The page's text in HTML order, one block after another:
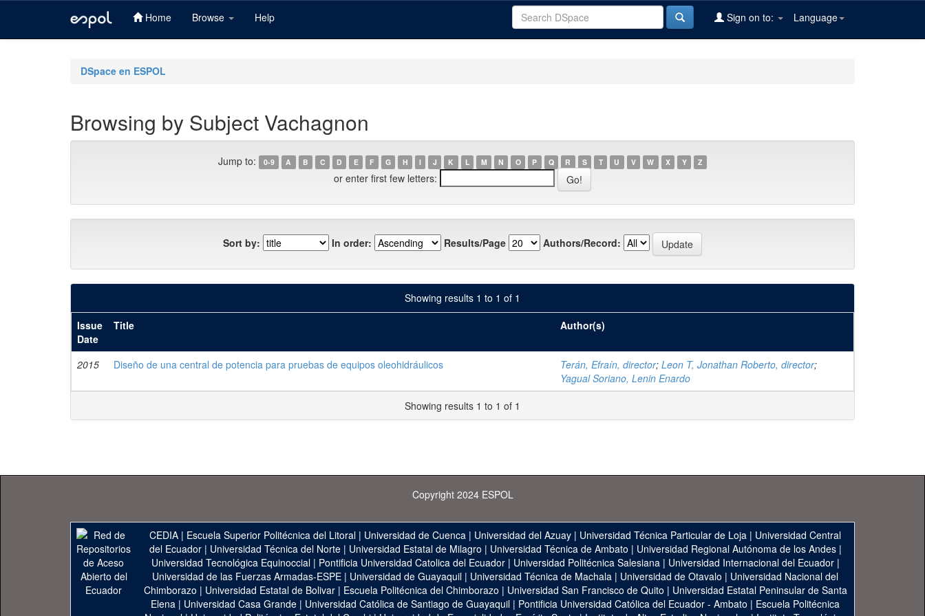
Home Browse Help Language
Sign on to:
DSpace en ESPOL
Browsing by Subject Vachagnon
Jump to: 0-9 A B C D E F G H I J K L M N O P Q R S T U V W X Y Z
or enter first few letters:
Sort by: In order: Results/Page Authors/Record:
Showing results 1 to 1 of 1
Issue
Date
Title Author(s)
2015 Diseño de una central de potencia para pruebas de equipos oleohidráulicos Terán, Efraín, director; Leon T, Jonathan Roberto, director;
Yagual Soriano, Lenin Enardo
Showing results 1 to 1 of 1
Copyright 2024 ESPOL
CEDIA | Escuela Superior Politécnica del Litoral | Universidad de Cuenca | Universidad del Azuay | Universidad Técnica Particular de Loja | Universidad Central
del Ecuador| Universidad Técnica del Norte| Universidad Estatal de Milagro | Universidad Técnica de Ambato | Universidad Regional Autónoma de los Andes|
Universidad Tecnológica Equinoccial| Pontificia Universidad Catolica del Ecuador| Universidad Politécnica Salesiana| Universidad Internacional del Ecuador|
Universidad de las Fuerzas Armadas-ESPE | Universidad de Guayaquil | Universidad Técnica de Machala | Universidad de Otavalo | Universidad Nacional del
Chimborazo | Universidad Estatal de Bolivar| Escuela Politécnica del Chimborazo | Universidad San Francisco de Quito | Universidad Estatal Peninsular de Santa
Elena | Universidad Casa Grande | Universidad Católica de Santiago de Guayaquil | Pontificia Universidad Católica del Ecuador - Ambato | Escuela Politécnica